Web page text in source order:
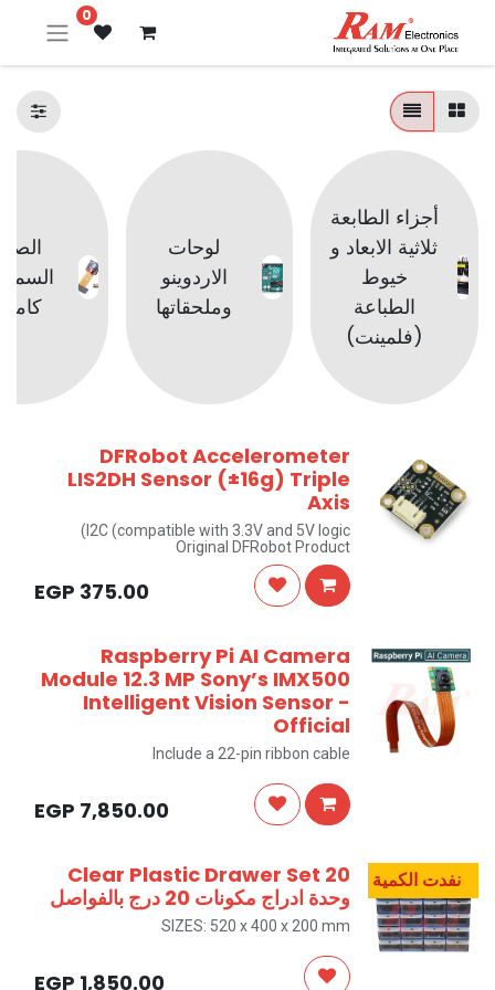
0
أجزاء الطابعة
ثلاثية الابعاد و
خيوط
الطباعة
(فلمينت)
لوحات
الاردوينو
وملحقاتها
DFRobot Accelerometer
LIS2DH Sensor (±16g) Triple
Axis
I2C (compatible with 3.3V and 5V logic)
Original DFRobot Product
375.00
Raspberry Pi AI Camera
Module 12.3 MP Sony’s IMX500
Intelligent Vision Sensor -
Official
Include a 22-pin ribbon cable
7,850.00
نفدت الكمية
20 Clear Plastic Drawer Set
وحدة ادراج مكونات 20 درج بالفواصل
SIZES: 520 x 400 x 200 mm
1,850.00